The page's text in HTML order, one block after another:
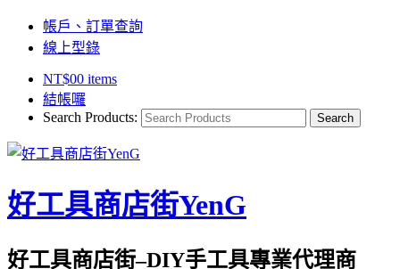
帳戶、訂單查詢
線上型錄
NT$00 items
結帳囉
Search Products:
好工具商店街YenG
好工具商店街–DIY手工具專業代理商